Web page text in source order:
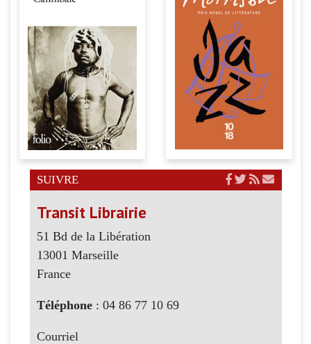
SUIVRE
Transit Librairie
51 Bd de la Libération
13001 Marseille
France
Téléphone: 04 86 77 10 69
Courriel